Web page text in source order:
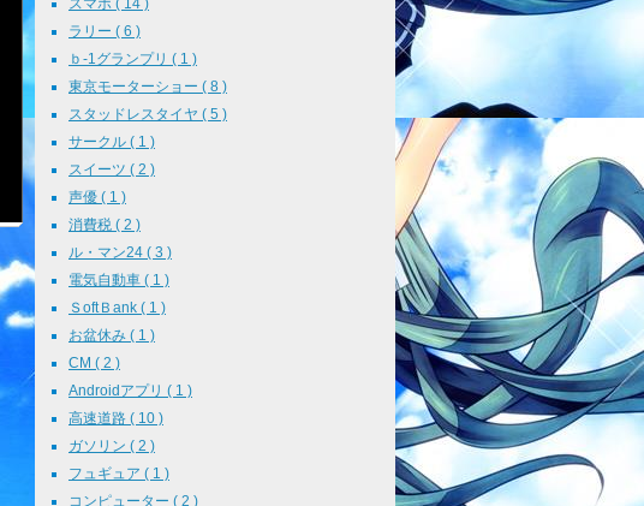
スマホ ( 14 )
ラリー ( 6 )
ｂ-1グランプリ ( 1 )
東京モーターショー ( 8 )
スタッドレスタイヤ ( 5 )
サークル ( 1 )
スイーツ ( 2 )
声優 ( 1 )
消費税 ( 2 )
ル・マン24 ( 3 )
電気自動車 ( 1 )
ＳoftＢank ( 1 )
お盆休み ( 1 )
CM ( 2 )
Androidアプリ ( 1 )
高速道路 ( 10 )
ガソリン ( 2 )
フュギュア ( 1 )
コンピューター ( 2 )